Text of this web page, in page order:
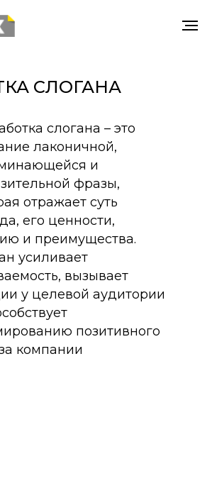
СЛОГАНА
слогана – это
лаконичной,
и
фразы,
отражает суть
его ценности,
и преимущества.
усиливает
вызывает
у целевой аудитории
позитивного
компании